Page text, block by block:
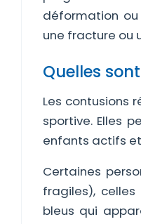
déformation ou
une fracture ou
Quelles
Les contusions
sportive. Elles
enfants actifs
Certaines
fragiles),
bleus qui